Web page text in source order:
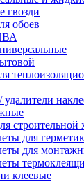
гвозди
обоев
строительной
для
для
клеевые